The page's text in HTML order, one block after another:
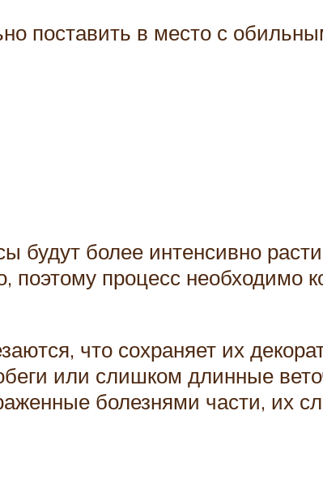
поставить в место с
будут более интенсивно
поэтому процесс необходимо
что сохраняет их
или слишком длинные
болезнями части, их